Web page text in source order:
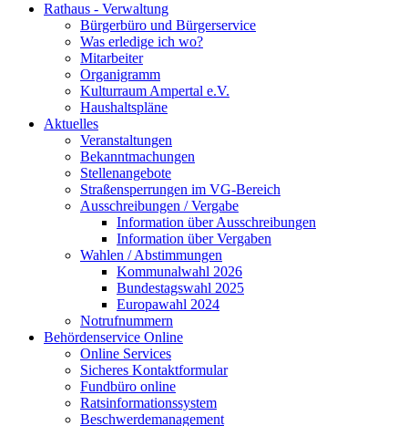
Rathaus - Verwaltung
Bürgerbüro und Bürgerservice
Was erledige ich wo?
Mitarbeiter
Organigramm
Kulturraum Ampertal e.V.
Haushaltspläne
Aktuelles
Veranstaltungen
Bekanntmachungen
Stellenangebote
Straßensperrungen im VG-Bereich
Ausschreibungen / Vergabe
Information über Ausschreibungen
Information über Vergaben
Wahlen / Abstimmungen
Kommunalwahl 2026
Bundestagswahl 2025
Europawahl 2024
Notrufnummern
Behördenservice Online
Online Services
Sicheres Kontaktformular
Fundbüro online
Ratsinformationssystem
Beschwerdemanagement